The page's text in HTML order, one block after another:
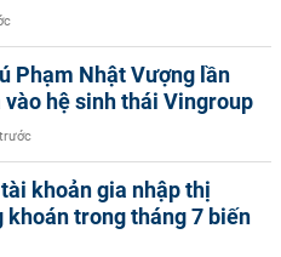
Phạm Nhật Vượng lần
hệ sinh thái Vingroup
khoản gia nhập thị
khoán trong tháng 7 biến